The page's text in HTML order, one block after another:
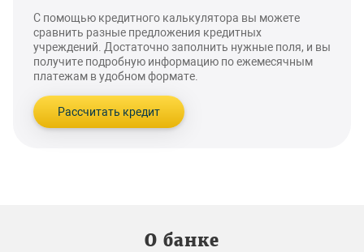
С помощью кредитного калькулятора вы можете
сравнить разные предложения кредитных
учреждений. Достаточно заполнить нужные поля, и вы
получите подробную информацию по ежемесячным
платежам в удобном формате.
Рассчитать кредит
О банке